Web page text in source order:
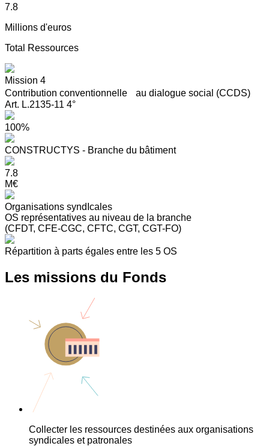
7.8
Millions d'euros
Total Ressources
Mission 4
Contribution conventionnelle au dialogue social (CCDS)
Art. L.2135-11 4°
100%
CONSTRUCTYS - Branche du bâtiment
7.8
M€
Organisations syndIcales
OS représentatives au niveau de la branche
(CFDT, CFE-CGC, CFTC, CGT, CGT-FO)
Répartition à parts égales entre les 5 OS
Les missions du Fonds
Collecter les ressources destinées aux organisations
syndicales et patronales